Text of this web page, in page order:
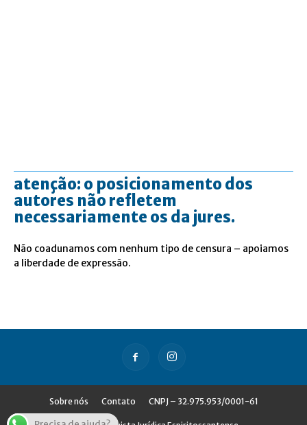
atenção: o posicionamento dos
autores não refletem
necessariamente os da jures.
Não coadunamos com nenhum tipo de censura – apoiamos
a liberdade de expressão.
Sobre nós Contato CNPJ – 32.975.953/0001-61